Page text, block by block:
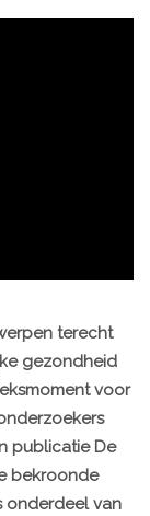
terecht
gezondheid
voor
publicatie De
bekroonde
onderdeel van